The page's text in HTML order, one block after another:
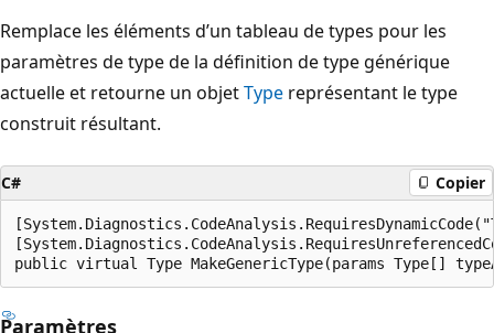
Remplace les éléments d’un tableau de types pour les
paramètres de type de la définition de type générique
actuelle et retourne un objetType représentant le type
construit résultant.
C# Copier
public virtual Type MakeGenericType(params Type[]
Paramètres